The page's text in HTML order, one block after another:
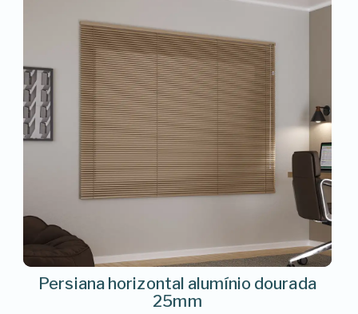
Persiana horizontal alumínio dourada
25mm